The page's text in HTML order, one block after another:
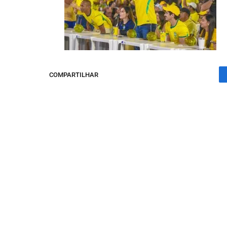
COMPARTILHAR